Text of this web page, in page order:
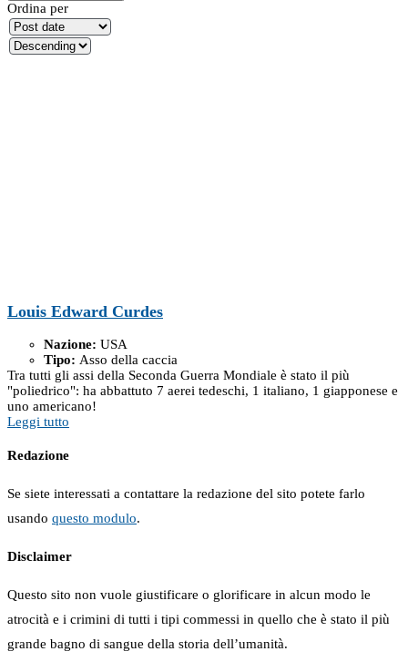
Ordina per
Louis Edward Curdes
Nazione: USA
Tipo: Asso della caccia
Tra tutti gli assi della Seconda Guerra Mondiale è stato il più
"poliedrico": ha abbattuto 7 aerei tedeschi, 1 italiano, 1 giapponese e
uno americano!
Leggi tutto
Redazione
Se siete interessati a contattare la redazione del sito potete farlo
usando questo modulo.
Disclaimer
Questo sito non vuole giustificare o glorificare in alcun modo le
atrocità e i crimini di tutti i tipi commessi in quello che è stato il più
grande bagno di sangue della storia dell’umanità.